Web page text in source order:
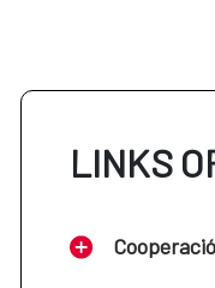
LINKS